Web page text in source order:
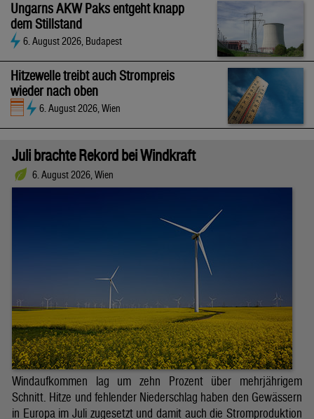
Ungarns AKW Paks entgeht knapp
dem Stillstand
6. August 2026, Budapest
Hitzewelle treibt auch Strompreis
wieder nach oben
6. August 2026, Wien
Juli brachte Rekord bei Windkraft
6. August 2026, Wien
Windaufkommen lag um zehn Prozent über mehrjährigem
Schnitt. Hitze und fehlender Niederschlag haben den Gewässern
in Europa im Juli zugesetzt und damit auch die Stromproduktion